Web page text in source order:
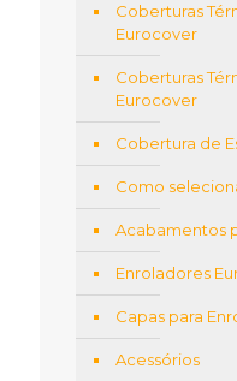
Coberturas
Eurocover
Coberturas
Eurocover
Cobertura de
Como
Acabamentos
Enroladores
Capas para
Acessórios